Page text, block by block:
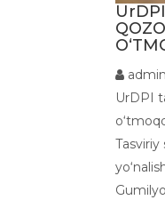
admin
UrDPI
Tasviriy